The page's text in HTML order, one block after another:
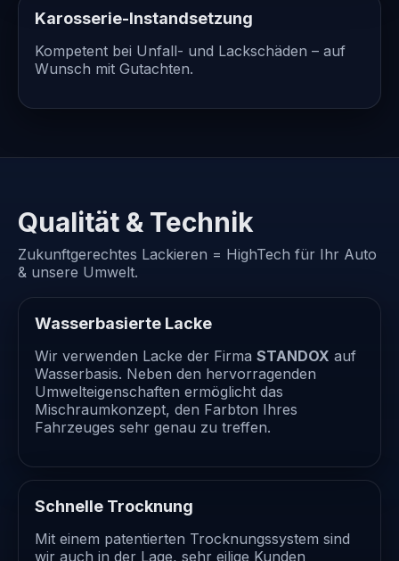
Karosserie-Instandsetzung
Kompetent bei Unfall- und Lackschäden – auf
Wunsch mit Gutachten.
Qualität & Technik
Zukunftgerechtes Lackieren = HighTech für Ihr Auto
& unsere Umwelt.
Wasserbasierte Lacke
Wir verwenden Lacke der Firma STANDOX auf
Wasserbasis. Neben den hervorragenden
Umwelteigenschaften ermöglicht das
Mischraumkonzept, den Farbton Ihres
Fahrzeuges sehr genau zu treffen.
Schnelle Trocknung
Mit einem patentierten Trocknungssystem sind
wir auch in der Lage, sehr eilige Kunden